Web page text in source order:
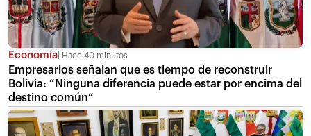
Economía Hace 40 minutos
Empresarios señalan que es tiempo de reconstruir
Bolivia: “Ninguna diferencia puede estar por encima del
destino común”